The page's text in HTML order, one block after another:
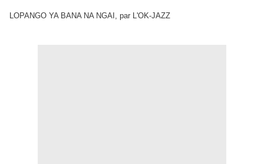
LOPANGO YA BANA NA NGAI, par L'OK-JAZZ